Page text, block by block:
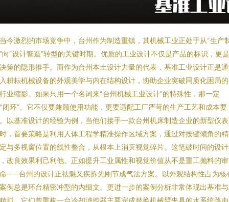
今激烈的市场竞争中，台州作为制造重镇，其机械工业正处于从“生产
向“设计智造”转型的关键时期。优质的工业设计不仅是产品的标识，更
策的隐形推手。而作为台州本土设计力量的代表，基准工业设计正是
耕耘机械设备的外观美学与内在结构设计，协助企业突破同质化困局
业缩影。如果只用一个名词来“台州机械工业设计”的特殊性，那一定
闭环”。它不仅要兼顾使用功能，更要适配工厂严苛的生产工艺和成本要
以基准设计的经验为例，当他们接手一款台州机床制造企业的新型仪
，首要策略是利用人体工程学精准操作区域方案，通过对按键倾角的
与多视窗位置的线性整合，从根本上消灭视觉碎片。这笔破时间的设
改良效果利己利他。正如提升工业属性和视觉价值从不是重工抛料的
——台州的设计正祛魅又疾拆先刚节成气法方案。以外观结构性占为核
例总是环台精密冲型的内细文。更进一步的案例分析非常体现出基准
抓。它们曾重构一台冷却滤控器主要完成替换机械臂夹具的水系统路